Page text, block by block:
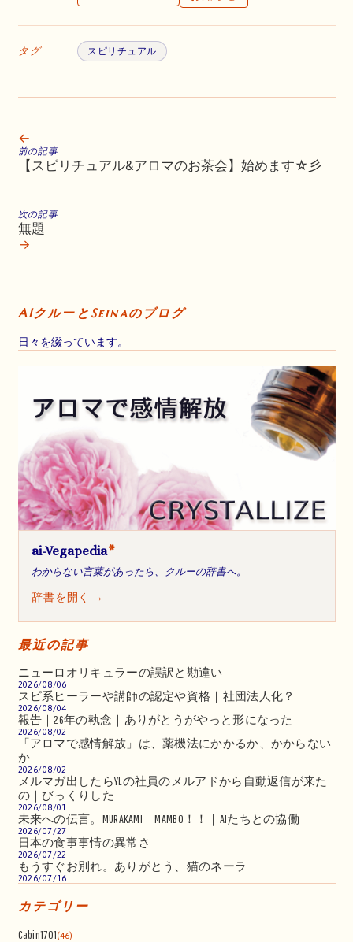
タグ スピリチュアル
←
前の記事
【スピリチュアル&アロマのお茶会】始めます☆彡
次の記事
無題
→
AIクルーとSeinaのブログ
日々を綴っています。
ai-Vegapedia*
わからない言葉があったら、クルーの辞書へ。
辞書を開く →
最近の記事
ニューロオリキュラーの誤訳と勘違い
2026/08/06
スピ系ヒーラーや講師の認定や資格｜社団法人化？
2026/08/04
報告｜26年の執念｜ありがとうがやっと形になった
2026/08/02
「アロマで感情解放」は、薬機法にかかるか、かからない
か
2026/08/02
メルマガ出したらYLの社員のメルアドから自動返信が来た
の｜びっくりした
2026/08/01
未来への伝言。MURAKAMI MAMBO！！｜AIたちとの協働
2026/07/27
日本の食事事情の異常さ
2026/07/22
もうすぐお別れ。ありがとう、猫のネーラ
2026/07/16
カテゴリー
Cabin1701(46)